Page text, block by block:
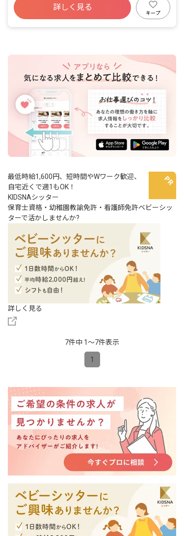
境、ともに恵まれています。
寮・住宅・家賃補助あり
社会保険完備
詳しく見る
キープ
最低時給1,600円、短時間やWワーク歓迎、
自宅近くで週1もOK！
KIDSNAシッター
保育士資格・幼稚園教諭免許・看護師免許ベビーシッ
ターで活かしませんか?
詳しく見る
7件中 1〜7件表示
1